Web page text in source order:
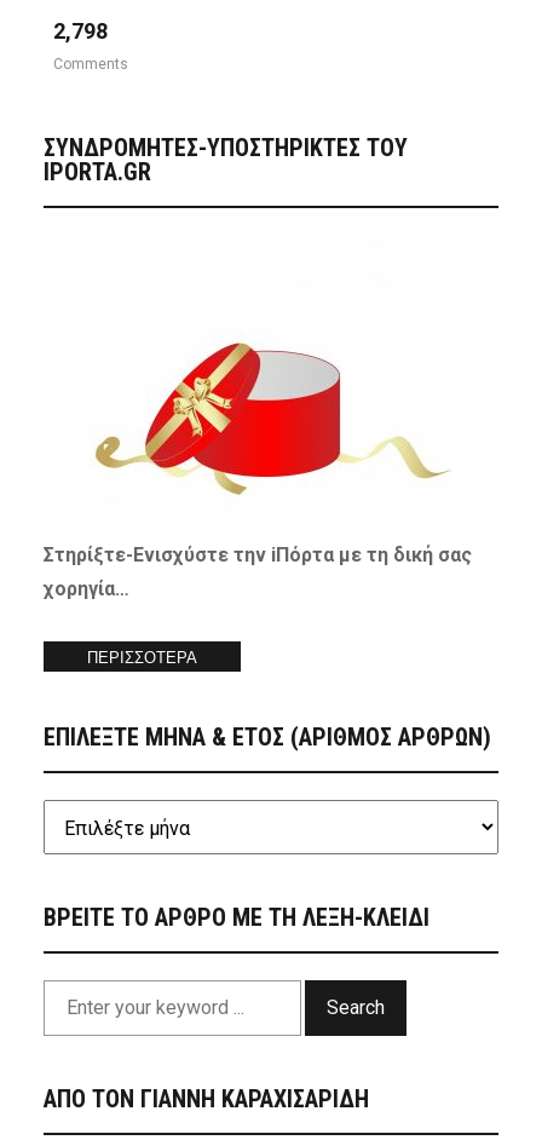
2,798
Comments
ΣΥΝΔΡΟΜΗΤΈΣ-ΥΠΟΣΤΗΡΙΚΤΈΣ ΤΟΥ
IPORTA.GR
Στηρίξτε-Ενισχύστετην iΠόρτα με τη δική σας
χορηγία…
ΠΕΡΙΣΣΟΤΕΡΑ
ΕΠΙΛΕΞΤΕ ΜΗΝΑ & ΕΤΟΣ (ΑΡΙΘΜΟΣ ΑΡΘΡΩΝ)
ΒΡΕΙΤΕ ΤΟ ΑΡΘΡΟ ΜΕ ΤΗ ΛΕΞΗ-ΚΛΕΙΔΙ
Search
ΑΠΟ ΤΟΝ ΓΙΑΝΝΗ ΚΑΡΑΧΙΣΑΡΙΔΗ